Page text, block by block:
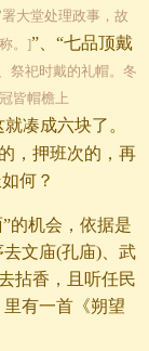
大堂处理政事，故
。]”、“七品顶戴
祭祀时戴的礼帽。冬
皆帽檐上
凑成六块了。
，押班次的，再
何？
的机会，依据是
文庙(孔庙)、武
拈香，且听任民
有一首《朔望